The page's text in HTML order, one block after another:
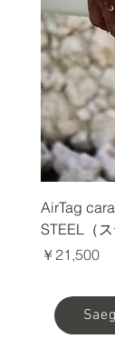
AirTag
STEEL（ス
価格
￥21,500